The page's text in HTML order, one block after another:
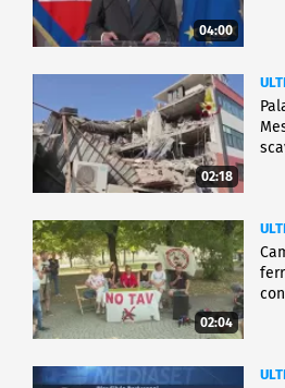
04:00
02:18
02:04